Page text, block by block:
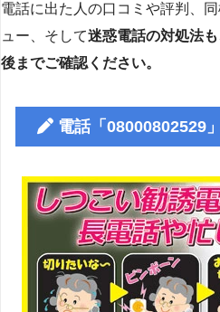
電話に出た人の口コミや評判、
ュー、そして迷惑電話の対処法
後までご確認ください。
電話「08000802529